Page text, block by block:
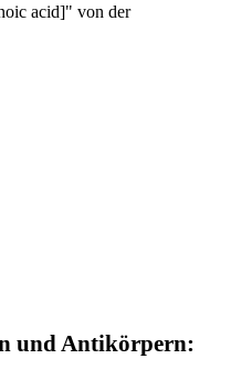
acid]" von der
und Antikörpern: